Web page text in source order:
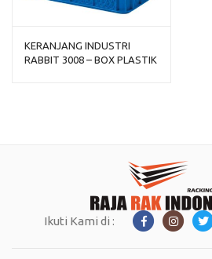
KERANJANG INDUSTRI
RABBIT 3008 – BOX PLASTIK
Ikuti Kami di :